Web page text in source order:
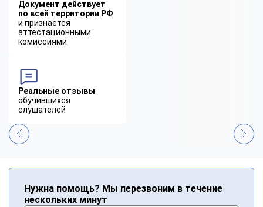
Документ действует
по всей территории РФ
и признается
аттестационными
комиссиями
Реальные отзывы
обучившихся
слушателей
Нужна помощь? Мы перезвоним в течение
нескольких минут